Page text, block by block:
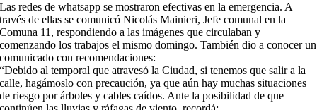
Las redes de whatsapp se mostraron efectivas en la emergencia. A
través de ellas se comunicó Nicolás Mainieri, Jefe comunal en la
Comuna 11, respondiendo a las imágenes que circulaban y
comenzando los trabajos el mismo domingo. También dio a conocer un
comunicado con recomendaciones:
“Debido al temporal que atravesó la Ciudad, si tenemos que salir a la
calle, hagámoslo con precaución, ya que aún hay muchas situaciones
de riesgo por árboles y cables caídos. Ante la posibilidad de que